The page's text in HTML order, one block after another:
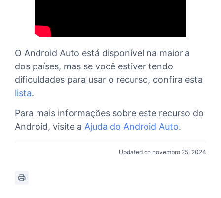
O Android Auto está disponível na maioria
dos países, mas se você estiver tendo
dificuldades para usar o recurso, confira esta
lista.
Para mais informações sobre este recurso do
Android, visite a Ajuda do Android Auto.
Updated on novembro 25, 2024